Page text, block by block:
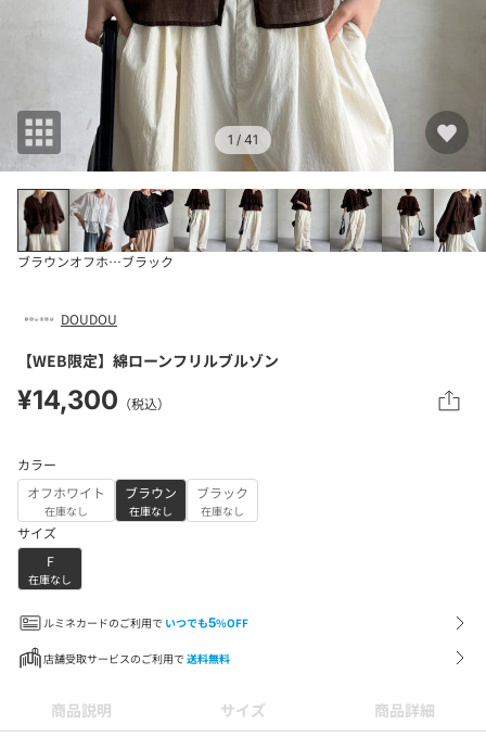
1 / 41
ブラウンオフホワイトブラック
DOUDOU
【WEB限定】綿ローンフリルブルゾン
¥14,300 （税込）
カラー
オフホワイト
在庫なし
ブラウン
在庫なし
ブラック
在庫なし
サイズ
F
在庫なし
ルミネカードのご利用で いつでも5%OFF
店舗受取サービスのご利用で 送料無料
商品説明 サイズ 商品詳細